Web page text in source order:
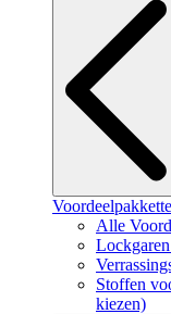
Alle
Stoffen
kiezen)